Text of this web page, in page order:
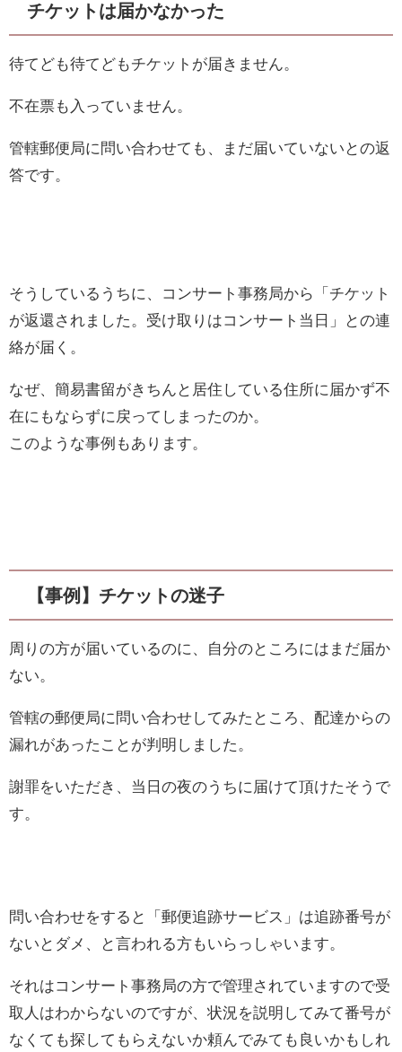
チケットは届かなかった
待てども待てどもチケットが届きません。
不在票も入っていません。
管轄郵便局に問い合わせても、まだ届いていないとの返
答です。
そうしているうちに、コンサート事務局から「チケット
が返還されました。受け取りはコンサート当日」との連
絡が届く。
なぜ、簡易書留がきちんと居住している住所に届かず不
在にもならずに戻ってしまったのか。
このような事例もあります。
【事例】チケットの迷子
周りの方が届いているのに、自分のところにはまだ届か
ない。
管轄の郵便局に問い合わせしてみたところ、配達からの
漏れがあったことが判明しました。
謝罪をいただき、当日の夜のうちに届けて頂けたそうで
す。
問い合わせをすると「郵便追跡サービス」は追跡番号が
ないとダメ、と言われる方もいらっしゃいます。
それはコンサート事務局の方で管理されていますので受
取人はわからないのですが、状況を説明してみて番号が
なくても探してもらえないか頼んでみても良いかもしれ